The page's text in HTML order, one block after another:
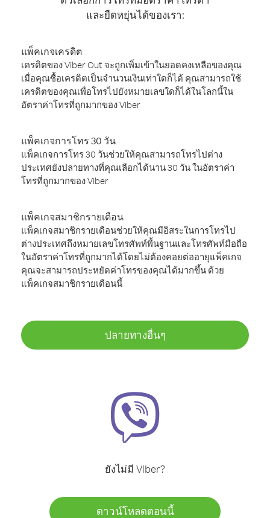
และยืดหยุ่นได้ของเรา:
แพ็คเกจเครดิต
เครดิตของ Viber Out จะถูกเพิ่มเข้าในยอดคงเหลือของคุณ
เมื่อคุณซื้อเครดิตเป็นจำนวนเงินเท่าใดก็ได้ คุณสามารถใช้
เครดิตของคุณเพื่อโทรไปยังหมายเลขใดก็ได้ในโลกนี้ใน
อัตราค่าโทรที่ถูกมากของ Viber
แพ็คเกจการโทร 30 วัน
แพ็คเกจการโทร 30 วันช่วยให้คุณสามารถโทรไปต่าง
ประเทศยังปลายทางที่คุณเลือกได้นาน 30 วัน ในอัตราค่า
โทรที่ถูกมากของ Viber
แพ็คเกจสมาชิกรายเดือน
แพ็คเกจสมาชิกรายเดือนช่วยให้คุณมีอิสระในการโทรไป
ต่างประเทศถึงหมายเลขโทรศัพท์พื้นฐานและโทรศัพท์มือถือ
ในอัตราค่าโทรที่ถูกมากได้โดยไม่ต้องคอยต่ออายุแพ็คเกจ
คุณจะสามารถประหยัดค่าโทรของคุณได้มากขึ้น ด้วย
แพ็คเกจสมาชิกรายเดือนนี้
ปลายทางอื่นๆ
ยังไม่มี Viber?
ดาวน์โหลดตอนนี้